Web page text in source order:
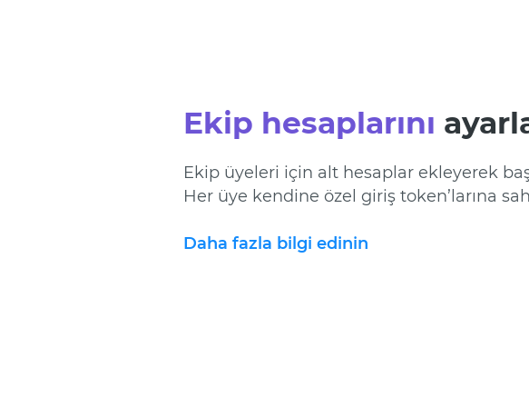
Ekip hesaplarını
Ekip üyeleri için alt hesaplar ekleyerek
Her üye kendine özel giriş token’larına
Daha fazla bilgi edinin